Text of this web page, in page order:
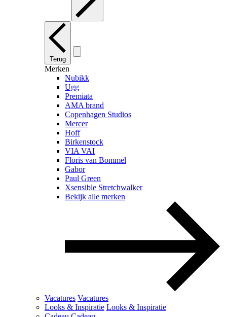
Terug
Merken
Nubikk
Ugg
Premiata
AMA brand
Copenhagen Studios
Mercer
Hoff
Birkenstock
VIA VAI
Floris van Bommel
Gabor
Paul Green
Xsensible Stretchwalker
Bekijk alle merken
Vacatures Vacatures
Looks & Inspiratie Looks & Inspiratie